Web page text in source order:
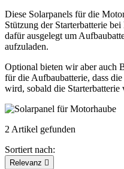
Diese Solarpanels für die
Stützung der Starterbatterie
dafür ausgelegt um
aufzuladen.
Optional bieten wir aber auch
für die Aufbaubatterie, dass
wird, sobald die Starterbatterie
2 Artikel gefunden
Sortiert nach:
Relevanz 